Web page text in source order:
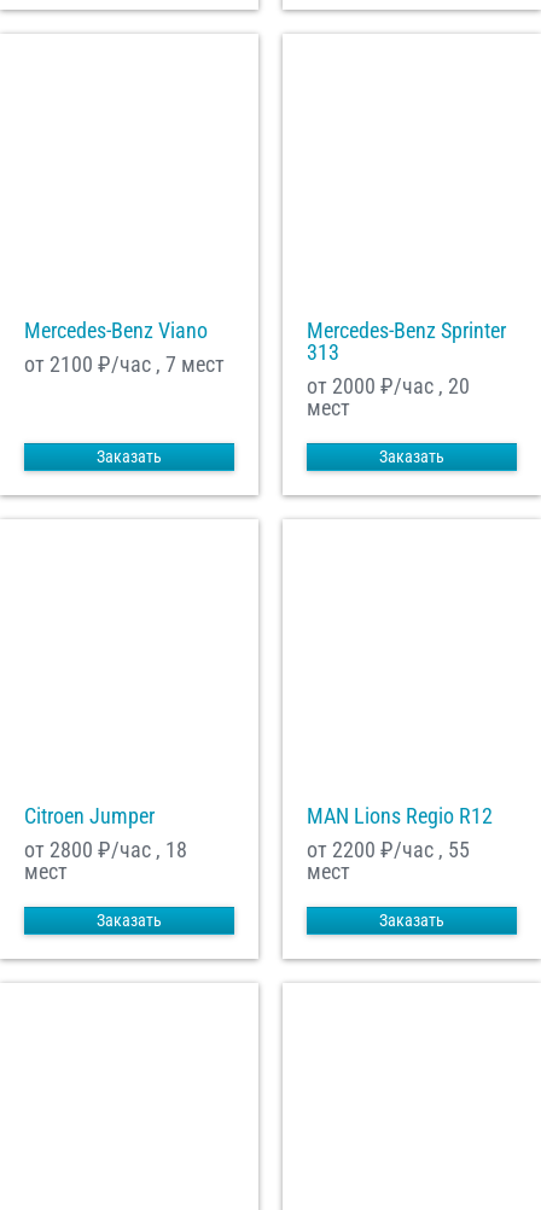
Mercedes-Benz Viano
от 2100 ₽/час , 7 мест
Заказать
Mercedes-Benz Sprinter
313
от 2000 ₽/час , 20
мест
Заказать
Citroen Jumper
от 2800 ₽/час , 18
мест
Заказать
MAN Lions Regio R12
от 2200 ₽/час , 55
мест
Заказать